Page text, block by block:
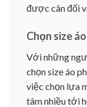
được cân đối
Chọn size
Với những
chọn size áo
việc chọn lựa
tâm nhiều tới